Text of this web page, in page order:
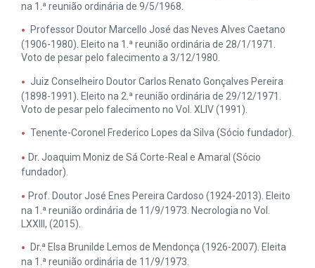
na 1.ª reunião ordinária de 9/5/1968.
Professor Doutor Marcello José das Neves Alves Caetano
(1906-1980). Eleito na 1.ª reunião ordinária de 28/1/1971.
Voto de pesar pelo falecimento a 3/12/1980.
Juiz Conselheiro Doutor Carlos Renato Gonçalves Pereira
(1898-1991). Eleito na 2.ª reunião ordinária de 29/12/1971.
Voto de pesar pelo falecimento no Vol. XLIV (1991).
Tenente-Coronel Frederico Lopes da Silva (Sócio fundador).
Dr. Joaquim Moniz de Sá Corte-Real e Amaral (Sócio
fundador).
Prof. Doutor José Enes Pereira Cardoso (1924-2013). Eleito
na 1.ª reunião ordinária de 11/9/1973. Necrologia no Vol.
LXXIII, (2015).
Dr.ª Elsa Brunilde Lemos de Mendonça (1926-2007). Eleita
na 1.ª reunião ordinária de 11/9/1973.